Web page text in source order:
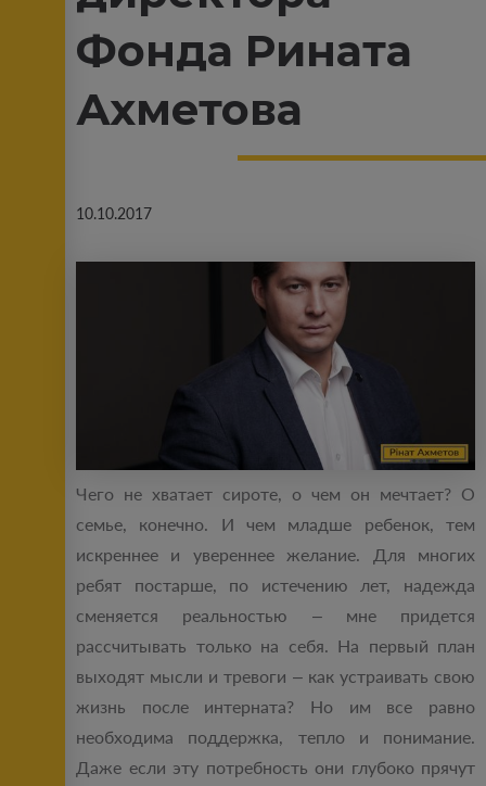
Фонда Рината
Ахметова
10.10.2017
Чего не хватает сироте, о чем он мечтает? О
семье, конечно. И чем младше ребенок, тем
искреннее и увереннее желание. Для многих
ребят постарше, по истечению лет, надежда
сменяется реальностью – мне придется
рассчитывать только на себя. На первый план
выходят мысли и тревоги – как устраивать свою
жизнь после интерната? Но им все равно
необходима поддержка, тепло и понимание.
Даже если эту потребность они глубоко прячут